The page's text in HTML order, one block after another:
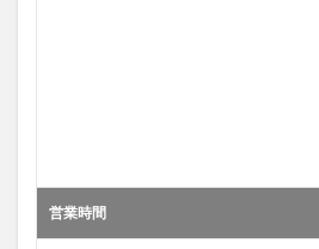
営業時間